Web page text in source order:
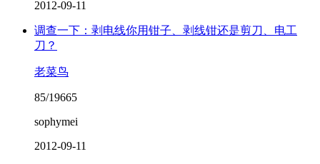
2012-09-11
调查一下：剥电线你用钳子、剥线钳还是剪刀、电工
刀？
老菜鸟
85/19665
sophymei
2012-09-11